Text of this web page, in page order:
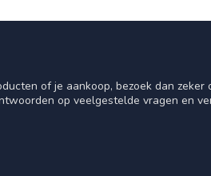
of je aankoop, bezoek dan zeker
op veelgestelde vragen en